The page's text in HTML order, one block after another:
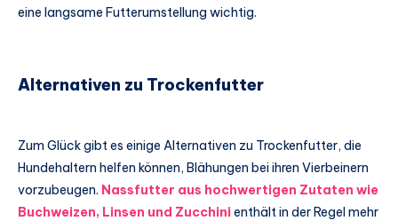
eine langsame Futterumstellung wichtig.
Alternativen zu Trockenfutter
Zum Glück gibt es einige Alternativen zu Trockenfutter, die
Hundehaltern helfen können, Blähungen bei ihren Vierbeinern
vorzubeugen. Nassfutter aus hochwertigen Zutaten wie
Buchweizen, Linsen und Zucchinienthält in der Regel mehr